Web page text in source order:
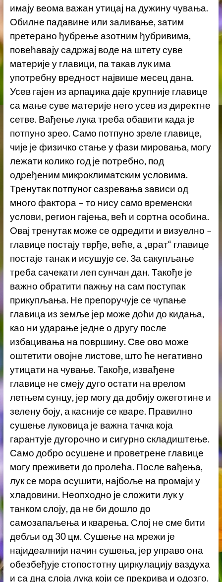
имају веома важан утицај на дужину чувања.
Обилне падавине или заливање, затим
претерано ђубрење азотним ђубривима,
повећавају садржај воде на штету суве
материје у главици, па такав лук има
употребну вредност највише месец дана.
Усев гајен из арпаџика даје крупније главице
са мање суве материје него усев из директне
сетве. Вађење лука треба обавити када је
потпуно зрео. Само потпуно зреле главице,
чије је физичко стање у фази мировања, могу
лежати колико год је потребно, под
одређеним микроклиматским условима.
Тренутак потпуног сазревања зависи од
много фактора – то нису само временски
услови, регион гајења, већ и сортна особина.
Овај тренутак може се одредити и визуелно –
главице постају тврђе, веће, а „врат“ главице
постаје танак и исушује се. За сакупљање
треба сачекати леп сунчан дан. Такође је
важно обратити пажњу на сам поступак
прикупљања. Не препоручује се чупање
главица из земље јер може доћи до кидања,
као ни ударање једне о другу после
избацивања на површину. Све ово може
оштетити овојне листове, што ће негативно
утицати на чување. Такође, извађене
главице не смеју дуго остати на врелом
летњем сунцу, јер могу да добију ожеготине и
зелену боју, а касније се кваре. Правилно
сушење луковица је важна тачка која
гарантује дугорочно и сигурно складиштење.
Само добро осушене и проветрене главице
могу преживети до пролећа. После вађења,
лук се мора осушити, најбоље на промаји у
хладовини. Неопходно је сложити лук у
танком слоју, да не би дошло до
самозапаљења и кварења. Слој не сме бити
дебљи од 30 цм. Сушење на мрежи је
најидеалнији начин сушења, јер управо она
обезбеђује стопостотну циркулацију ваздуха
и са дна слоја лука који се прекрива и одозго.